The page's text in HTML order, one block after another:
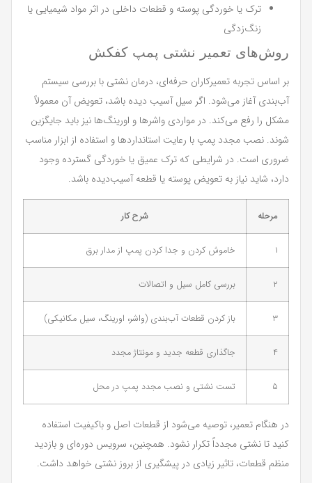
ترک یا خوردگی پوسته و قطعات داخلی در اثر مواد شیمیایی یا
زنگ‌زدگی
روش‌های تعمیر نشتی پمپ کفکش
بر اساس تجربه تعمیرکاران حرفه‌ای، درمان نشتی با بررسی سیستم
آب‌بندی آغاز می‌شود. اگر سیل آسیب دیده باشد، تعویض آن معمولاً
مشکل را رفع می‌کند. در مواردی واشرها و اورینگ‌ها نیز باید جایگزین
شوند. نصب مجدد پمپ با رعایت استانداردها و استفاده از ابزار مناسب
ضروری است. در شرایطی که ترک عمیق یا خوردگی گسترده وجود
دارد، شاید نیاز به تعویض پوسته یا قطعه آسیب‌دیده باشد.
مرحله شرح کار
۱ خاموش کردن و جدا کردن پمپ از مدار برق
۲ بررسی کامل سیل و اتصالات
۳ باز کردن قطعات آب‌بندی (واشر، اورینگ، سیل مکانیکی)
۴ جاگذاری قطعه جدید و مونتاژ مجدد
۵ تست نشتی و نصب مجدد پمپ در محل
در هنگام تعمیر، توصیه می‌شود از قطعات اصل و باکیفیت استفاده
کنید تا نشتی مجدداً تکرار نشود. همچنین، سرویس دوره‌ای و بازدید
منظم قطعات، تاثیر زیادی در پیشگیری از بروز نشتی خواهد داشت.